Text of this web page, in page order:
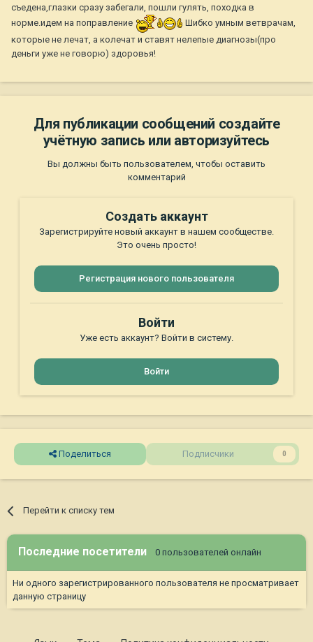
съедена,глазки сразу забегали, пошли гулять, походка в
норме.идем на поправление
Шибко умным ветврачам,
которые не лечат, а колечат и ставят нелепые диагнозы(про
деньги уже не говорю) здоровья!
Для публикации сообщений создайте
учётную запись или авторизуйтесь
Вы должны быть пользователем, чтобы оставить
комментарий
Создать аккаунт
Зарегистрируйте новый аккаунт в нашем сообществе.
Это очень просто!
Регистрация нового пользователя
Войти
Уже есть аккаунт? Войти в систему.
Войти
Поделиться Подписчики 0
Перейти к списку тем
Последние посетители 0 пользователей онлайн
Ни одного зарегистрированного пользователя не просматривает
данную страницу